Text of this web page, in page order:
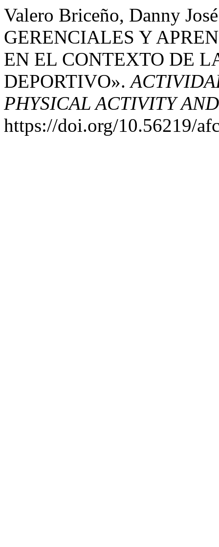
Valero Briceño, Danny
GERENCIALES Y
EN EL CONTEXTO DE
DEPORTIVO».
PHYSICAL ACTIVITY
https://doi.org/10.56219/